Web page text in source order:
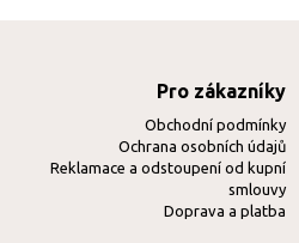
Pro zákazníky
Obchodní podmínky
Ochrana osobních údajů
Reklamace a odstoupení od kupní
smlouvy
Doprava a platba